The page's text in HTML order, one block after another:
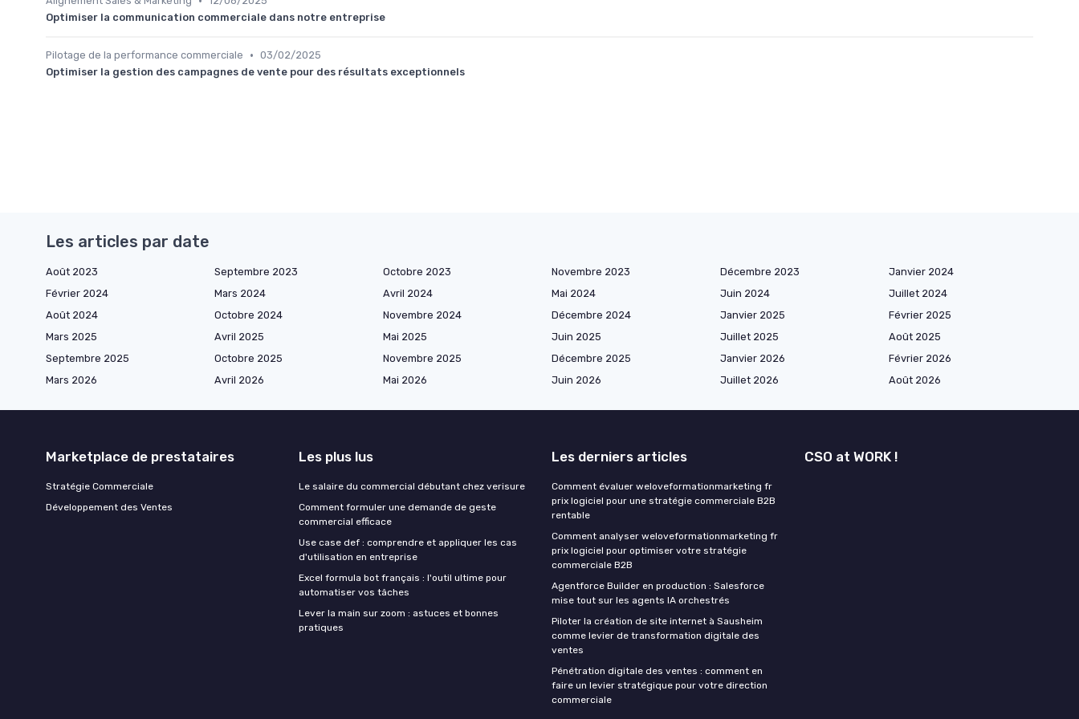
Optimiser la communication commerciale dans notre entreprise
Pilotage de la performance commerciale • 03/02/2025
Optimiser la gestion des campagnes de vente pour des résultats exceptionnels
Les articles par date
Août 2023 Septembre 2023 Octobre 2023 Novembre 2023 Décembre 2023
Janvier 2024
Février 2024
Mars 2024 Avril 2024 Mai 2024 Juin 2024
Juillet 2024
Août 2024
Octobre 2024 Novembre 2024 Décembre 2024 Janvier 2025
Février 2025
Mars 2025
Avril 2025 Mai 2025 Juin 2025 Juillet 2025
Août 2025
Septembre 2025
Octobre 2025 Novembre 2025 Décembre 2025 Janvier 2026
Février 2026
Mars 2026
Avril 2026 Mai 2026 Juin 2026 Juillet 2026 Août 2026
Marketplace de prestataires
Stratégie Commerciale
Développement des Ventes
Les plus lus
Le salaire du commercial débutant chez verisure
Comment formuler une demande de geste
commercial efficace
Use case def : comprendre et appliquer les cas
d'utilisation en entreprise
Excel formula bot français : l'outil ultime pour
automatiser vos tâches
Lever la main sur zoom : astuces et bonnes
pratiques
Les derniers articles
Comment évaluer weloveformationmarketing fr
prix logiciel pour une stratégie commerciale B2B
rentable
Comment analyser weloveformationmarketing fr
prix logiciel pour optimiser votre stratégie
commerciale B2B
Agentforce Builder en production : Salesforce
mise tout sur les agents IA orchestrés
Piloter la création de site internet à Sausheim
comme levier de transformation digitale des
ventes
Pénétration digitale des ventes : comment en
faire un levier stratégique pour votre direction
commerciale
CSO at WORK !